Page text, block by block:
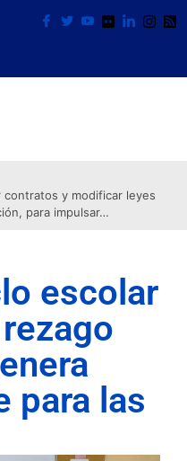
contratos y modificar leyes
para impulsar…
escolar
para las